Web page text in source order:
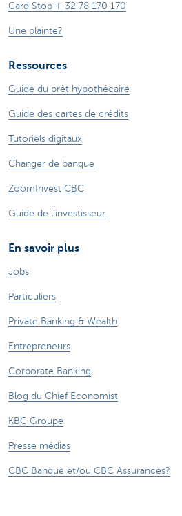
Card Stop + 32 78 170 170
Une plainte?
Ressources
Guide du prêt hypothécaire
Guide des cartes de crédits
Tutoriels digitaux
Changer de banque
ZoomInvest CBC
Guide de l'investisseur
En savoir plus
Jobs
Particuliers
Private Banking & Wealth
Entrepreneurs
Corporate Banking
Blog du Chief Economist
KBC Groupe
Presse médias
CBC Banque et/ou CBC Assurances?